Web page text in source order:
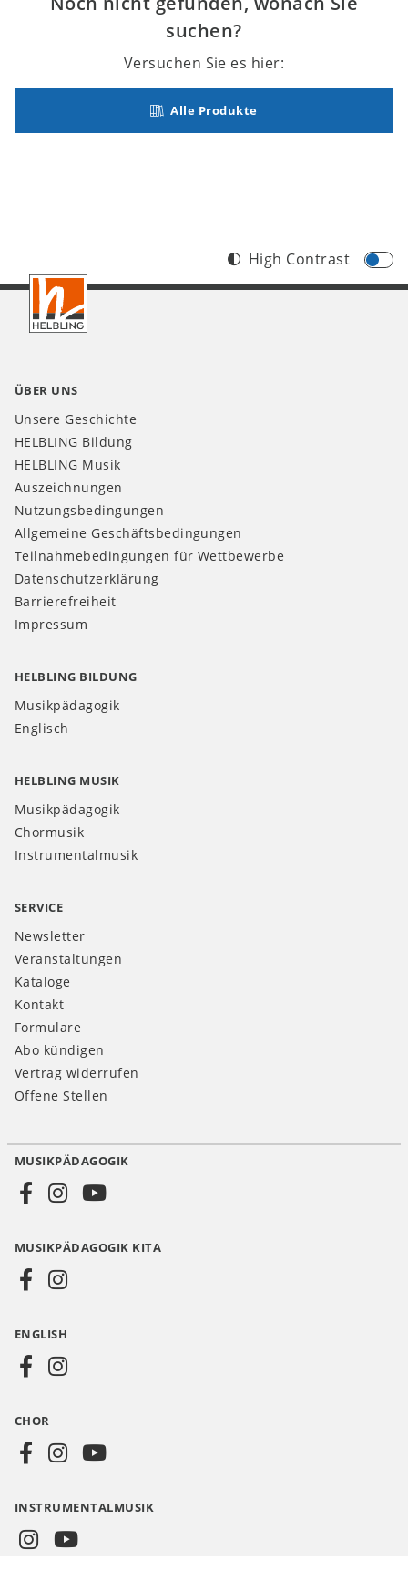
suchen?
Versuchen Sie es hier:
Alle Produkte
Footer
DE
High Contrast
ÜBER UNS
Unsere Geschichte
HELBLING Bildung
HELBLING Musik
Auszeichnungen
Nutzungsbedingungen
Allgemeine Geschäftsbedingungen
Teilnahmebedingungen für Wettbewerbe
Datenschutzerklärung
Barrierefreiheit
Impressum
HELBLING BILDUNG
Musikpädagogik
Englisch
HELBLING MUSIK
Musikpädagogik
Chormusik
Instrumentalmusik
SERVICE
Newsletter
Veranstaltungen
Kataloge
Kontakt
Formulare
Abo kündigen
Vertrag widerrufen
Offene Stellen
Social
Media
DE
MUSIKPÄDAGOGIK
MUSIKPÄDAGOGIK KITA
ENGLISH
CHOR
INSTRUMENTALMUSIK